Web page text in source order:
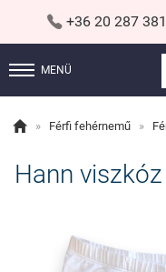
 +36 20 287
MENÜ
 » Férfi fehérnemű »
Hann